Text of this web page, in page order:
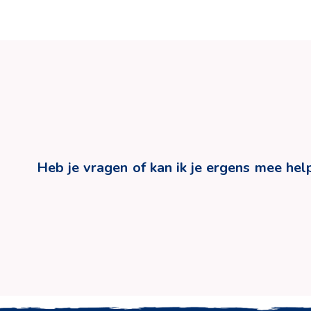
Heb je vragen of kan ik je ergens mee